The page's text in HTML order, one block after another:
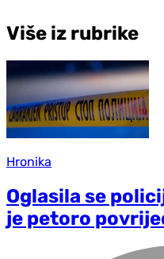
Više iz rubrike
Hronika
Oglasila se
je petoro